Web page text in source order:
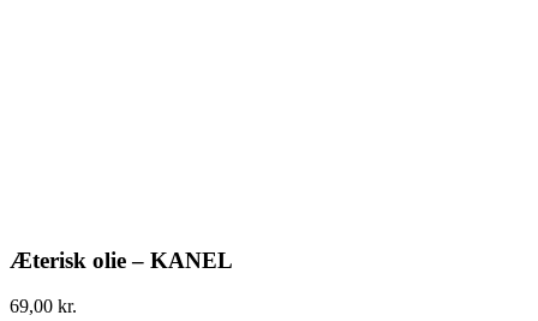
Æterisk olie – KANEL
69,00 kr.